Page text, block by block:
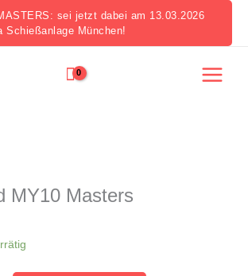
sei jetzt dabei am 13.03.2026
Schießanlage München!
MY10 Masters